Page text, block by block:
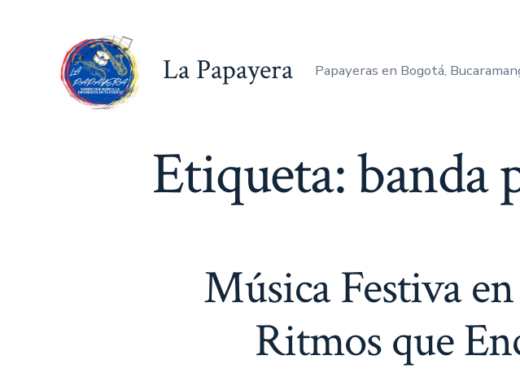
La Papayera Papayeras en Bogotá,
Etiqueta:banda
Música Festiva
Ritmos que